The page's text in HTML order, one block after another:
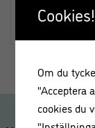
319,00kr
Cookies!
Om du
"Acceptera
cookies du